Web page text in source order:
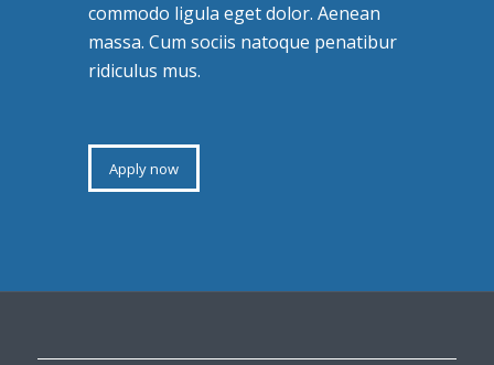
commodo ligula eget dolor. Aenean
massa. Cum sociis natoque penatibur
ridiculus mus.
Apply now